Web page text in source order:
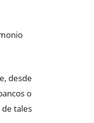
desde
o
tales